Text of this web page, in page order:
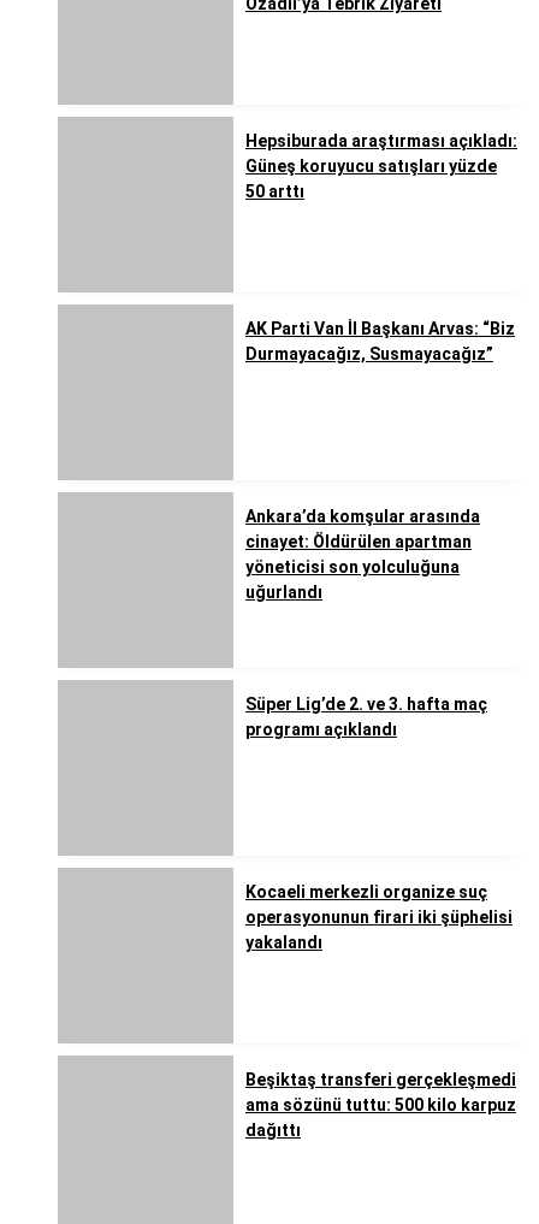
Özadlı’ya Tebrik Ziyareti
Hepsiburada araştırması açıkladı:
Güneş koruyucu satışları yüzde
50 arttı
AK Parti Van İl Başkanı Arvas: “Biz
Durmayacağız, Susmayacağız”
Ankara’da komşular arasında
cinayet: Öldürülen apartman
yöneticisi son yolculuğuna
uğurlandı
Süper Lig’de 2. ve 3. hafta maç
programı açıklandı
Kocaeli merkezli organize suç
operasyonunun firari iki şüphelisi
yakalandı
Beşiktaş transferi gerçekleşmedi
ama sözünü tuttu: 500 kilo karpuz
dağıttı